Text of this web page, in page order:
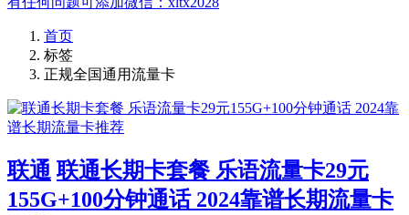
首页
标签
正规全国通用流量卡
联通 联通长期卡套餐 乐语流量卡29元
155G+100分钟通话 2024靠谱长期流量卡